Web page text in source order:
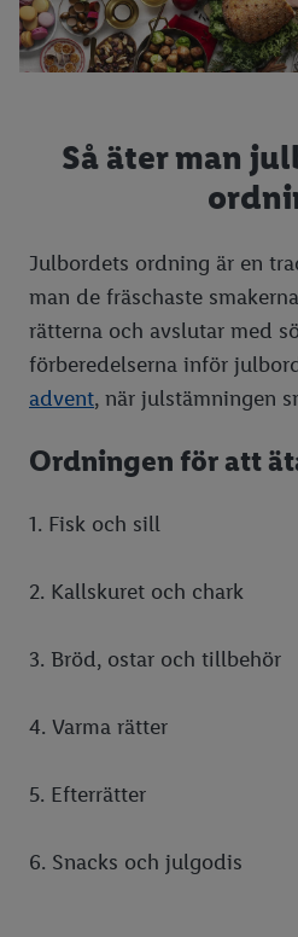
Vad kan man laga i en airfryer?
Lösningar med köksapparater
Ätbara blommor
Hundgodis & kattgodis
Odla på nytt
Odla på balkong
Julgodis
Julsallader
Julpyssel med barn
Advent
Lucia
Julmat för djur
Nyårsfest
Så äter man
Julbordets ordning är en
man de fräschaste
rätterna och avslutar med
förberedelserna inför
advent, när julstämningen
Ordningen för att
1. Fisk och sill
2. Kallskuret och chark
3. Bröd, ostar och tillbehör
4. Varma rätter
5. Efterrätter
6. Snacks och julgodis